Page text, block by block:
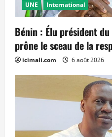
UNE International
Bénin : Élu président
prône le sceau de la
icimali.com 6 août 2026